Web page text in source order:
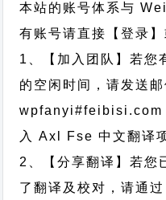
本站的账号体系与
有账号请直接【登录】
1、【加入团队】若您
的空闲时间，请发送邮
wpfanyi#feibisi.com
入 Axl Fse 中文翻译
2、【分享翻译】若
了翻译及校对，请通